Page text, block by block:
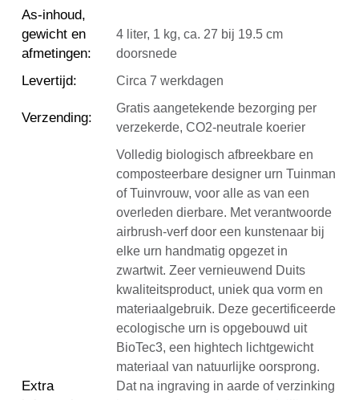
As-inhoud,
gewicht en
afmetingen:
4 liter, 1 kg, ca. 27 bij 19.5 cm
doorsnede
Levertijd: Circa 7 werkdagen
Verzending:
Gratis aangetekende bezorging per
verzekerde, CO2-neutrale koerier
Extra
Volledig biologisch afbreekbare en
composteerbare designer urn Tuinman
of Tuinvrouw, voor alle as van een
overleden dierbare. Met verantwoorde
airbrush-verf door een kunstenaar bij
elke urn handmatig opgezet in
zwartwit. Zeer vernieuwend Duits
kwaliteitsproduct, uniek qua vorm en
materiaalgebruik. Deze gecertificeerde
ecologische urn is opgebouwd uit
BioTec3, een hightech lichtgewicht
materiaal van natuurlijke oorsprong.
Dat na ingraving in aarde of verzinking